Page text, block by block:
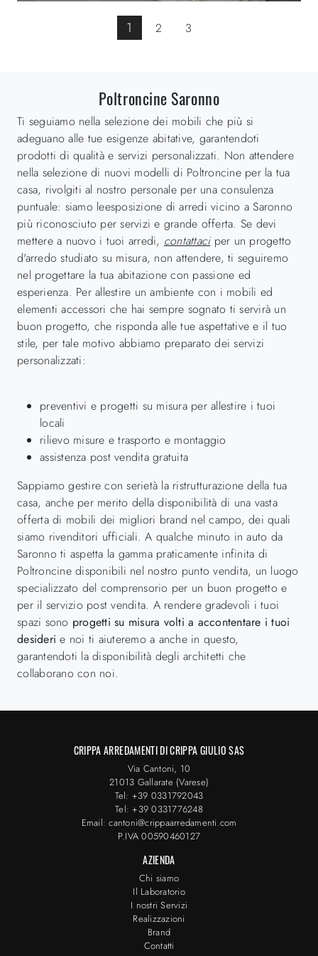
1 2 3
Poltroncine Saronno
Ti seguiamo nella selezione dei mobili che più si
adeguano alle tue esigenze abitative, garantendoti
prodotti di qualità e servizi personalizzati. Non attendere
nella selezione di nuovi modelli di Poltroncine per la tua
casa, rivolgiti al nostro personale per una consulenza
puntuale: siamo leesposizione di arredi vicino a Saronno
più riconosciuto per servizi e grande offerta. Se devi
mettere a nuovo i tuoi arredi, contattaciper un progetto
d'arredo studiato su misura, non attendere, ti seguiremo
nel progettare la tua abitazione con passione ed
esperienza. Per allestire un ambiente con i mobili ed
elementi accessori che hai sempre sognato ti servirà un
buon progetto, che risponda alle tue aspettative e il tuo
stile, per tale motivo abbiamo preparato dei servizi
personalizzati:
preventivi e progetti su misura per allestire i tuoi
locali
rilievo misure e trasporto e montaggio
assistenza post vendita gratuita
Sappiamo gestire con serietà la ristrutturazione della tua
casa, anche per merito della disponibilità di una vasta
offerta di mobili dei migliori brand nel campo, dei quali
siamo rivenditori ufficiali. A qualche minuto in auto da
Saronno ti aspetta la gamma praticamente infinita di
Poltroncine disponibili nel nostro punto vendita, un luogo
specializzato del comprensorio per un buon progetto e
per il servizio post vendita. A rendere gradevoli i tuoi
spazi sono progetti su misura volti a accontentare i tuoi
desideri e noi ti aiuteremo a anche in questo,
garantendoti la disponibilità degli architetti che
collaborano con noi.
CRIPPA ARREDAMENTI DI CRIPPA GIULIO SAS
Via Cantoni, 10
21013 Gallarate (Varese)
Tel: +39 0331792043
Tel: +39 0331776248
Email: cantoni@crippaarredamenti.com
P.IVA 00590460127
AZIENDA
Chi siamo
Il Laboratorio
I nostri Servizi
Realizzazioni
Brand
Contatti